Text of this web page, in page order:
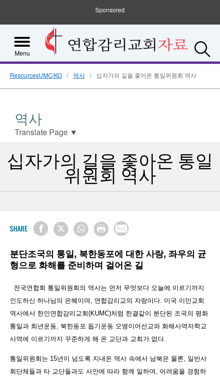
Sponsored
Menu
ResourcesUMC/KO 역사 십자가의 길을 좇아온 통일위원회 역사
역사
Translate Page ▼
십자가의 길을 좇아온 통일
위원회 역사
SHARE
분단조국의 통일, 북한동포에 대한 사랑, 좌우의 균
형으로 화해를 준비하며 걸어온 길
전국연합회 통일위원회의 역사는 먼저 무엇보다 오늘에 이르기까지
인도하신 하나님의 은혜이며, 연합감리교의 자랑이다. 미국 이민교회
역사에서 한인연합감리교회(KUMC)처럼 한결같이 분단된 조국의 평화
통일과 희년운동, 북한동포 돕기운동 오병이어선교와 화해사역자학교
사역에 이르기까지 꾸준하게 해 온 교단과 교회가 없다.
통일위원회는 15년이 넘도록 지내온 역사 속에서 남북은 물론, 일반사
회단체들과 타 교단들과도 사안에 따라 함께 일하며, 어려움을 경험하